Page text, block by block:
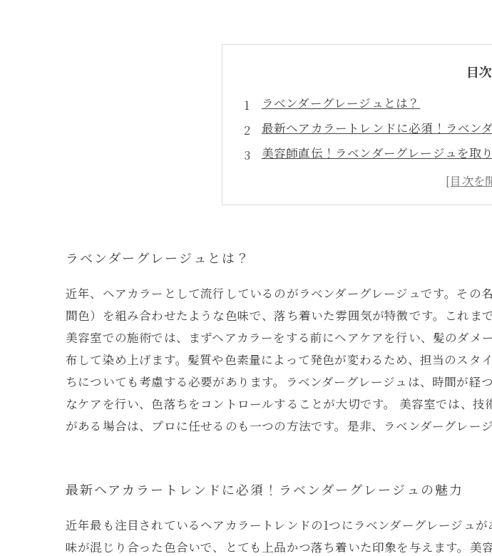
目次
ラベンダーグレージュとは？
最新ヘアカラートレンドに必須！ラベン
美容師直伝！ラベンダーグレージュを取
色持ちもバッチリ！ラベンダーグレージ
大人女性にもぴったり！ラベンダーグレ
ラベンダーグレージュとは？
近年、ヘアカラーとして流行しているのがラベンダーグレージュです。そ
間色）を組み合わせたような色味で、落ち着いた雰囲気が特徴です。これま
美容室での施術では、まずヘアカラーをする前にヘアケアを行い、髪のダ
布して染め上げます。髪質や色素量によって発色が変わるため、担当のス
ちについても考慮する必要があります。ラベンダーグレージュは、時間が
なケアを行い、色落ちをコントロールすることが大切です。 美容室では、
がある場合は、プロに任せるのも一つの方法です。是非、ラベンダーグレー
最新ヘアカラートレンドに必須！ラベンダーグレージュの魅力
近年最も注目されているヘアカラートレンドの1つにラベンダーグレージュ
味が混じり合った色合いで、とても上品かつ落ち着いた印象を与えます。